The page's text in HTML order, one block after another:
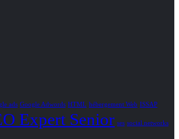
ads Google Adwords HTML hébergement Web ISSAP
Expert Senior ses social networks